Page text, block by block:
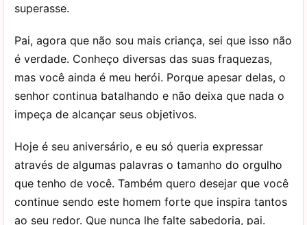
superasse.
Pai, agora que não sou mais criança, sei que isso não
é verdade. Conheço diversas das suas fraquezas,
mas você ainda é meu herói. Porque apesar delas, o
senhor continua batalhando e não deixa que nada o
impeça de alcançar seus objetivos.
Hoje é seu aniversário, e eu só queria expressar
através de algumas palavras o tamanho do orgulho
que tenho de você. Também quero desejar que você
continue sendo este homem forte que inspira tantos
ao seu redor. Que nunca lhe falte sabedoria, pai.